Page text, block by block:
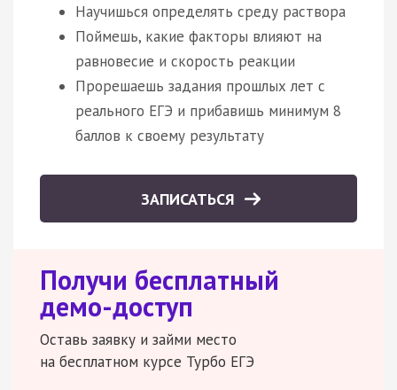
Научишься определять среду раствора
Поймешь, какие факторы влияют на
равновесие и скорость реакции
Прорешаешь задания прошлых лет с
реального ЕГЭ и прибавишь минимум 8
баллов к своему результату
ЗАПИСАТЬСЯ
Получи бесплатный
демо-доступ
Оставь заявку и займи место
на бесплатном курсе Турбо ЕГЭ